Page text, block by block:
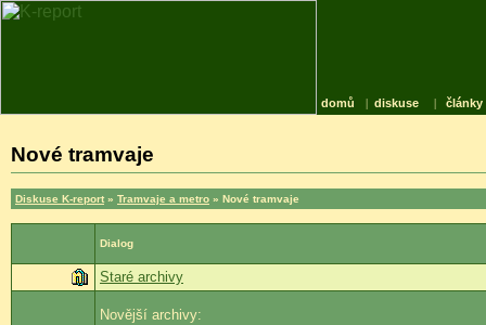
domů | diskuse | články
Nové tramvaje
Diskuse K-report » Tramvaje a metro » Nové tramvaje
Dialog
Staré archivy
Novější archivy: